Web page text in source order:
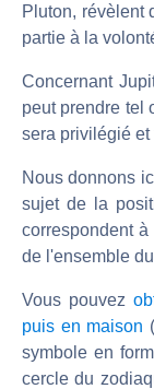
Pluton, révèlent
partie à la
Concernant
peut prendre tel
sera privilégié
Nous donnons
sujet de la
correspondent
de l'ensemble
Vous pouvez
puis en maison
symbole en
cercle du